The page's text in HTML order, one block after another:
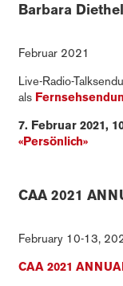
Barbara
Februar 2021
Live-Radio-
als
7. Februar 2021,
«Persönlich»
CAA 2021
February 10-13,
CAA 2021